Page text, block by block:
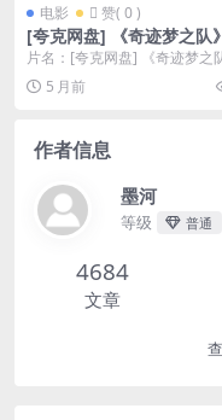
电影  赞( 0 )
[夸克网盘] 《奇迹梦之队
026) – 美国 动画 1080P
7.1
片名：[夸克网盘] 《奇迹梦之
(2026) – 美国 动画 1...
5 月前
作者信息
墨河
等级 普通
4684
文章